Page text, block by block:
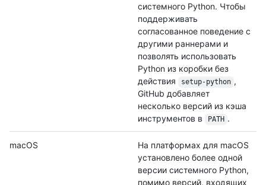
системного Python. Чтобы
поддерживать
согласованное поведение с
другими раннерами и
позволять использовать
Python из коробки без
действия
setup-python ,
GitHub добавляет
несколько версий из кэша
инструментов в
PATH .
macOS
На платформах для macOS
установлено более одной
версии системного Python,
помимо версий, входящих